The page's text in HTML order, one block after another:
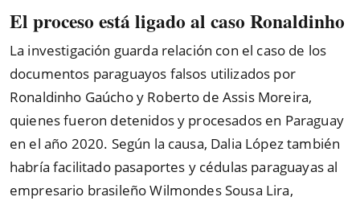
El proceso está ligado al caso Ronaldinho
La investigación guarda relación con el caso de los
documentos paraguayos falsos utilizados por
Ronaldinho Gaúcho y Roberto de Assis Moreira,
quienes fueron detenidos y procesados en Paraguay
en el año 2020. Según la causa, Dalia López también
habría facilitado pasaportes y cédulas paraguayas al
empresario brasileño Wilmondes Sousa Lira,